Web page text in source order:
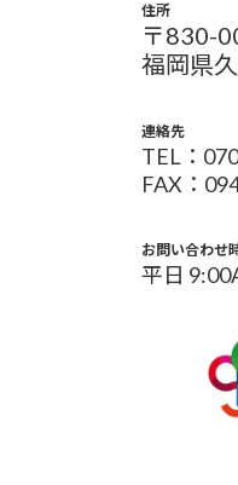
住所
〒830-
福岡県
連絡先
TEL：
FAX：
お問い合わせ
平日